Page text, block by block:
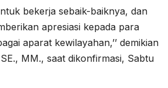
bekerja sebaik-baiknya, dan
apresiasi kepada para
aparat kewilayahan,’’ demikian
MM., saat dikonfirmasi, Sabtu